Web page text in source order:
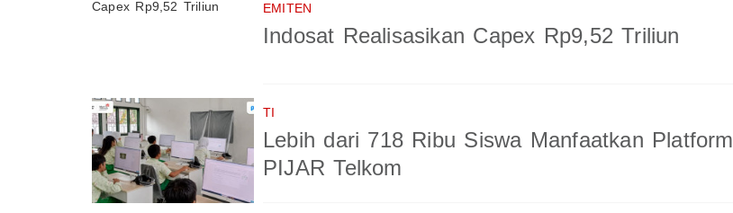
EMITEN
Indosat Realisasikan Capex Rp9,52 Triliun
TI
Lebih dari 718 Ribu Siswa Manfaatkan Platform
PIJAR Telkom